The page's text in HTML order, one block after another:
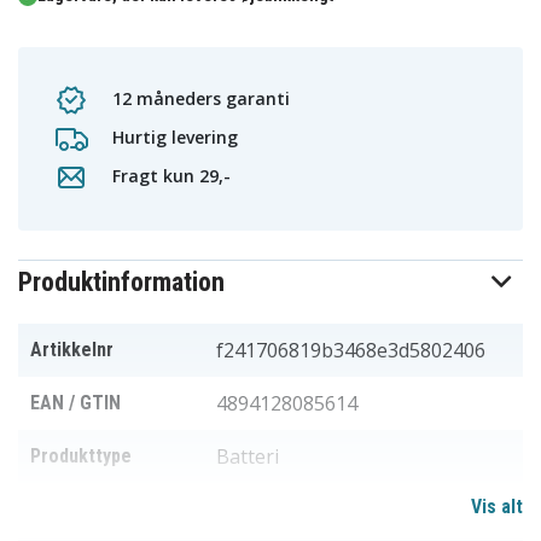
12 måneders garanti
Hurtig levering
Fragt kun 29,-
Produktinformation
Artikkelnr f241706819b3468e3d5802406
EAN / GTIN 4894128085614
Produkttype Batteri
Vis alt